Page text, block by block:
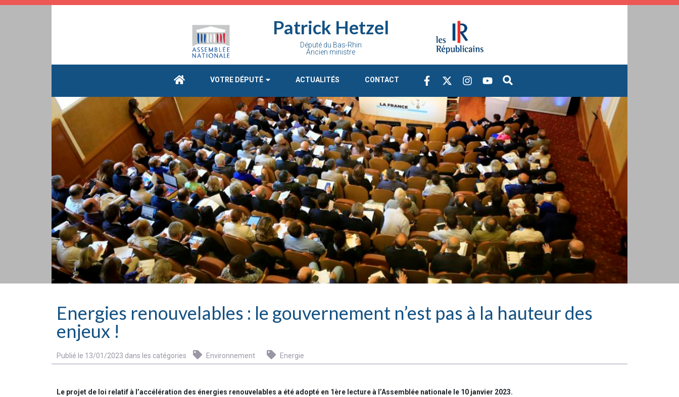
Patrick Hetzel
Député du Bas-Rhin
Ancien ministre
VOTRE DÉPUTÉ ACTUALITÉS CONTACT
Energies renouvelables : le gouvernement n’est pas à la hauteur des
enjeux !
Publié le 13/01/2023 dans les catégories Environnement Energie
Le projet de loi relatif à l’accélération des énergies renouvelables a été adopté en 1ère lecture à l’Assemblée nationale le 10 janvier 2023.
Cookies management panel